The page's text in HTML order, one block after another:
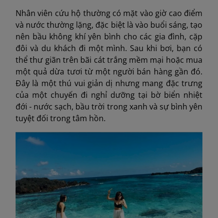
Nhân viên cứu hộ thường có mặt vào giờ cao điểm
và nước thường lặng, đặc biệt là vào buổi sáng, tạo
nên bầu không khí yên bình cho các gia đình, cặp
đôi và du khách đi một mình. Sau khi bơi, bạn có
thể thư giãn trên bãi cát trắng mềm mại hoặc mua
một quả dừa tươi từ một người bán hàng gần đó.
Đây là một thú vui giản dị nhưng mang đặc trưng
của một chuyến đi nghỉ dưỡng tại bờ biển nhiệt
đới - nước sạch, bầu trời trong xanh và sự bình yên
tuyệt đối trong tâm hồn.